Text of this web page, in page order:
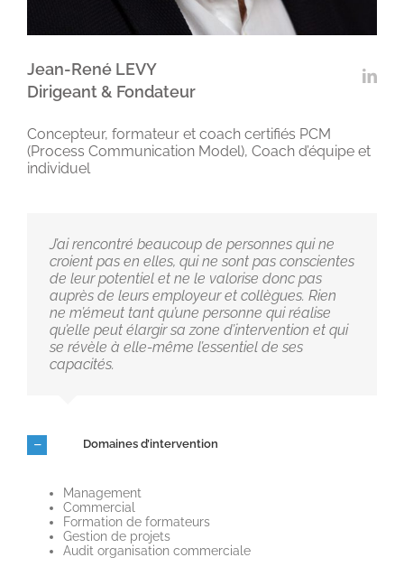
Jean-René LEVY
Dirigeant & Fondateur
Concepteur, formateur et coach certifiés PCM
(Process Communication Model), Coach d’équipe et
individuel
J’ai rencontré beaucoup de personnes qui ne
croient pas en elles, qui ne sont pas conscientes
de leur potentiel et ne le valorise donc pas
auprès de leurs employeur et collègues. Rien
ne m’émeut tant qu’une personne qui réalise
qu’elle peut élargir sa zone d’intervention et qui
se révèle à elle-même l’essentiel de ses
capacités.
Domaines d’intervention
Management
Commercial
Formation de formateurs
Gestion de projets
Audit organisation commerciale